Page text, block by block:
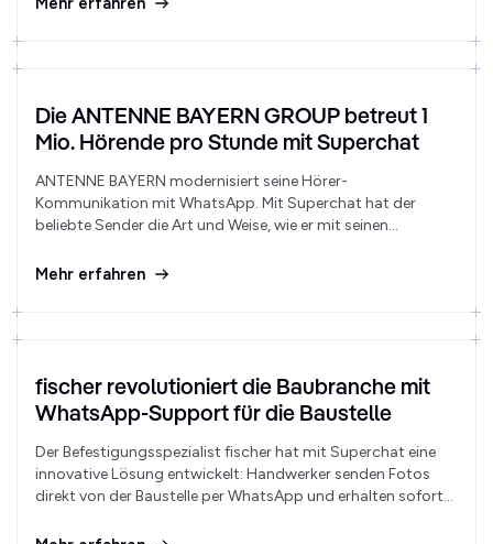
Die ANTENNE BAYERN GROUP betreut 1
Mio. Hörende pro Stunde mit Superchat
ANTENNE BAYERN modernisiert seine Hörer-
Kommunikation mit WhatsApp. Mit Superchat hat der
beliebte Sender die Art und Weise, wie er mit seinen
Besetztzeichen mehr, keine verpassten Anrufe, stattdessen
Mehr erfahren
fischer revolutioniert die Baubranche mit
WhatsApp-Support für die Baustelle
Der Befestigungsspezialist fischer hat mit Superchat eine
innovative Lösung entwickelt: Handwerker senden Fotos
direkt von der Baustelle per WhatsApp und erhalten sofort